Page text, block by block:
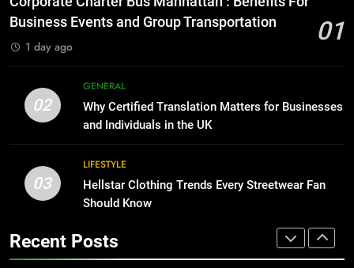
BUSINESS
Benefits For Business Events and
Group Transportation
TECH
2
Why Certified Translation Matters
for Businesses and Individuals in
Business Events and Group Transportation
01
1 day ago
02
GENERAL
Why Certified Translation Matters for Businesses
and Individuals in the UK
03
LIFESTYLE
Hellstar Clothing Trends Every Streetwear Fan
Should Know
Recent Posts
Before Buying
The Hidden Costs of In-House IT
for Growing Businesses
BUSINESS
1
Corporate Charter Bus Manhattan :
Benefits For Business Events and